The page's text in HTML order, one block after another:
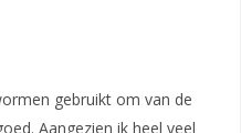
gebruikt om van de
Aangezien ik heel veel